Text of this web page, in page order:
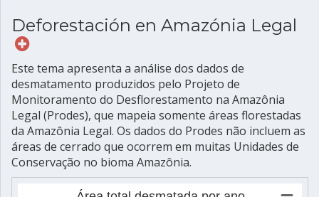
Deforestación en Amazónia Legal
Este tema apresenta a análise dos dados de
desmatamento produzidos pelo Projeto de
Monitoramento do Desflorestamento na Amazônia
Legal (Prodes), que mapeia somente áreas florestadas
da Amazônia Legal. Os dados do Prodes não incluem as
áreas de cerrado que ocorrem em muitas Unidades de
Conservação no bioma Amazônia.